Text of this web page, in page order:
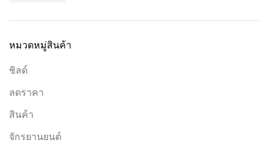
หมวดหมู่สินค้า
ชิลด์
ลดราคา
สินค้า
จักรยานยนต์